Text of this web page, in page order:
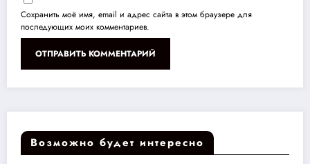
Сохранить моё имя, email и адрес сайта в этом браузере для
последующих моих комментариев.
Возможно будет интересно